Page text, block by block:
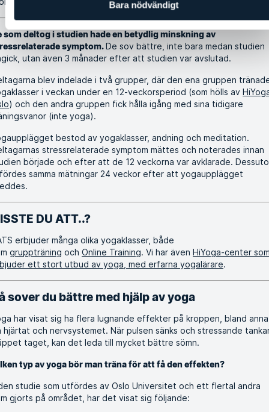
Bara nödvändigt
som deltog i studien hade en betydlig minskning av
symptom.De sov bättre, inte bara medan studien
utan även 3 månader efter att studien var avslutad.
blev indelade i två grupper, där den ena gruppen
i veckan under en 12-veckorsperiod (som hölls av
) och den andra gruppen fick hålla igång med sina tidigare
(inte yoga).
bestod av yogaklasser, andning och meditation.
stressrelaterade symptom mättes och noterades innan
började och efter att de 12 veckorna var avklarade.
samma mätningar 24 veckor efter att yogaupplägget
DU ATT..?
erbjuder många olika yogaklasser, både
gruppträning och Online Training. Vi har även HiYoga-center
ett stort utbud av yoga, med erfarna yogalärare.
sover du bättre med hjälp av yoga
har visat sig ha flera lugnande effekter på kroppen, bland
hjärtat och nervsystemet. När pulsen sänks och stressande
taget, kan det leda till mycket bättre sömn.
typ av yoga bör man träna för att få den effekten?
studie som utfördes av Oslo Universitet och ett flertal andra
gjorts på området, har det visat sig följande: